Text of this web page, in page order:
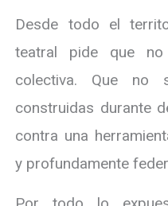
Desde todo el
teatral pide que
colectiva. Que no
construidas durante
contra una
y profundamente